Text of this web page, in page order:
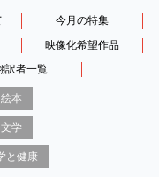
今月の特集
映像化希望作品
訳者一覧
本
学
と健康